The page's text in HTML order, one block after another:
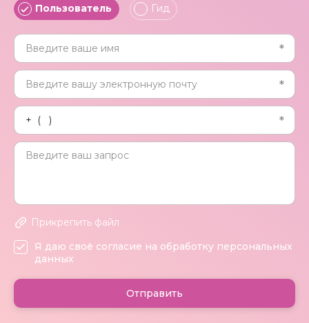
Пользователь Гид
Прикрепить файл
Я даю своё согласие на обработку персональных
данных
Отправить